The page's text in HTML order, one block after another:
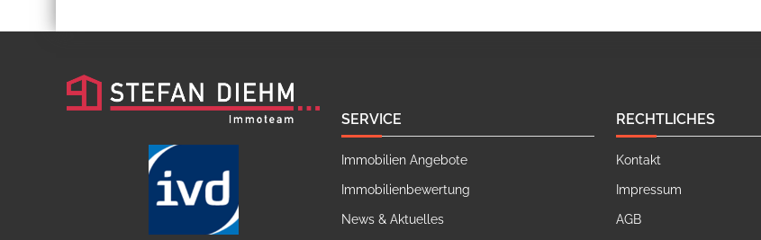
SERVICE
Immobilien Angebote
Immobilienbewertung
News & Aktuelles
RECHTLICHES
Kontakt
Impressum
AGB